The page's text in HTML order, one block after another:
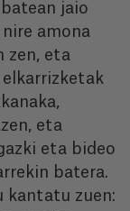
jaio
amona
zen, eta
eta
eta bideo
batera.
kantatu zuen: